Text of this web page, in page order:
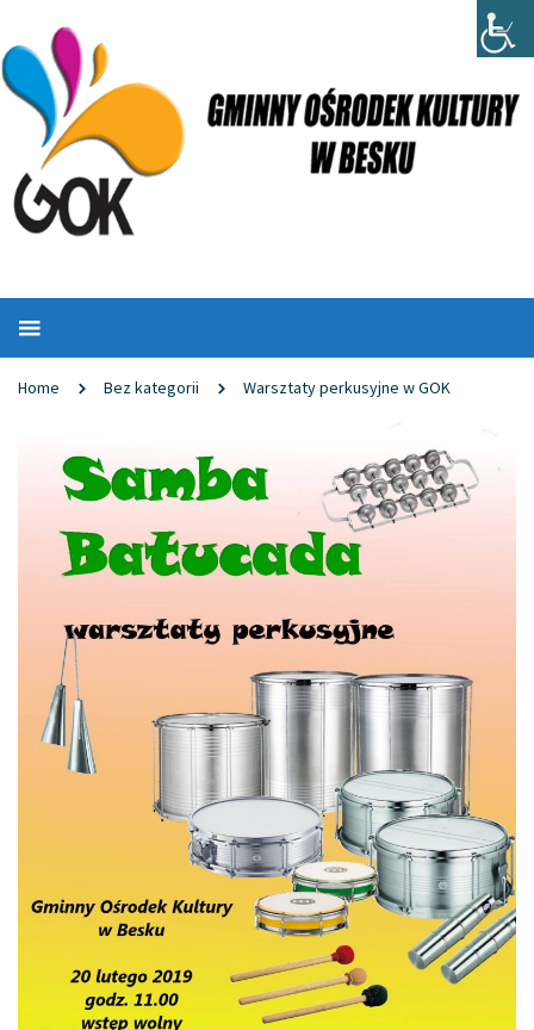
Home Bez kategorii Warsztaty perkusyjne w GOK